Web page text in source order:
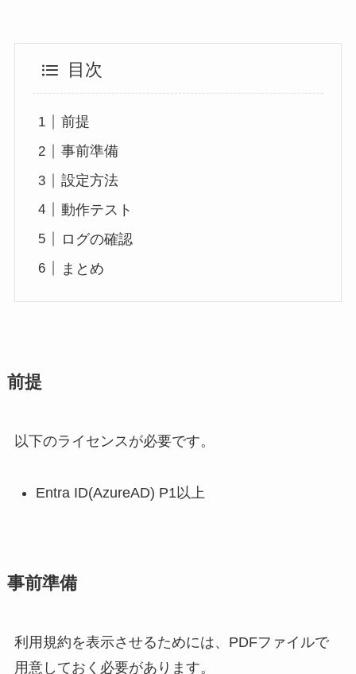
目次
前提
事前準備
設定方法
動作テスト
ログの確認
まとめ
前提
以下のライセンスが必要です。
Entra ID(AzureAD) P1以上
事前準備
利用規約を表示させるためには、PDFファイルで
用意しておく必要があります。